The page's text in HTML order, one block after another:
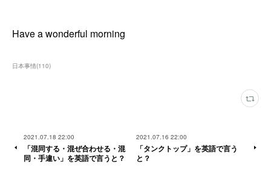
Have a wonderful morning
日本事情(110)
2021.07.18 22:00
「混同する・混ぜ合わせる・混
同・手違い」を英語で言うと？
2021.07.16 22:00
「タンクトップ」を英語で言う
と？